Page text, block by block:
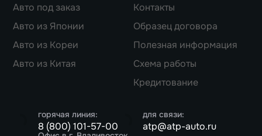
Авто под заказ
Авто из Японии
Авто из Кореи
Авто из Китая
Контакты
Образец договора
Полезная информация
Схема работы
Кредитование
горячая линия:
8 (800) 101-57-00
для связи:
atp@atp-auto.ru